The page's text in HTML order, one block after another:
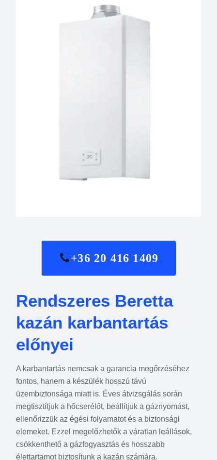
+36 20 416 1409
Rendszeres Beretta
kazán karbantartás
előnyei
A karbantartás nemcsak a garancia megőrzéséhez
fontos, hanem a készülék hosszú távú
üzembiztonsága miatt is. Éves átvizsgálás során
megtisztítjuk a hőcserélőt, beállítjuk a gáznyomást,
ellenőrizzük az égési folyamatot és a biztonsági
elemeket. Ezzel megelőzhetők a váratlan leállások,
csökkenthető a gázfogyasztás és hosszabb
élettartamot biztosítunk a kazán számára.